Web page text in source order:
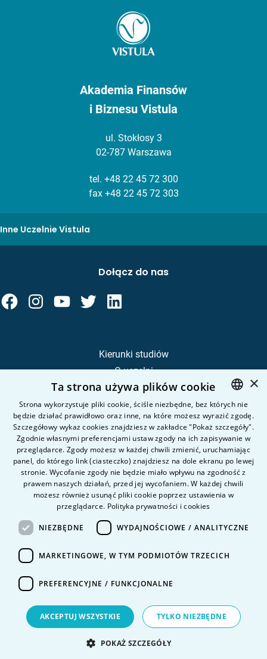
Akademia Finansów
i Biznesu Vistula
ul. Stokłosy 3
02-787 Warszawa
tel. +48 22 45 72 300
fax +48 22 45 72 303
Inne Uczelnie Vistula
Kierunki studiów
O uczelni
Kandydat
Student
Nauka i badania
Intranet
Pytania i odpowiedzi
Kontakt
Kariera na uczelni
Dane Osobowe
Dołącz do nas
Projekt i wykonanieKERRIS GROUP
POLISH
ENGLISH
×
Ta strona używa plików cookie
Strona wykorzystuje pliki cookie, ściśle niezbędne, bez których nie
będzie działać prawidłowo oraz inne, na które możesz wyrazić zgodę.
Szczegółowy wykaz cookies znajdziesz w zakładce "Pokaż szczegóły".
Zgodnie własnymi preferencjami ustaw zgody na ich zapisywanie w
przeglądarce. Zgody możesz w każdej chwili zmienić, uruchamiając
panel, do którego link (ciasteczko) znajdziesz na dole ekranu po lewej
stronie. Wycofanie zgody nie będzie miało wpływu na zgodność z
prawem naszych działań, przed jej wycofaniem. W każdej chwili
możesz również usunąć pliki cookie poprzez ustawienia w
przeglądarce. Polityka prywatności i cookies
NIEZBĘDNE WYDAJNOŚCIOWE / ANALITYCZNE
MARKETINGOWE, W TYM PODMIOTÓW TRZECICH
PREFERENCYJNE / FUNKCJONALNE
AKCEPTUJ WSZYSTKIE TYLKO NIEZBĘDNE
POKAŻ SZCZEGÓŁY